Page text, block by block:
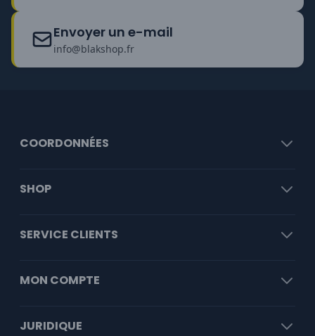
Envoyer un e-mail
info@blakshop.fr
COORDONNÉES
SHOP
SERVICE CLIENTS
MON COMPTE
JURIDIQUE